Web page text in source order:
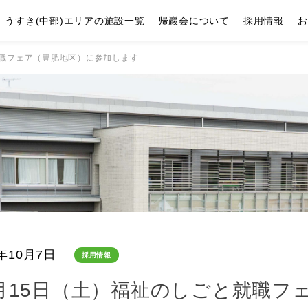
うすき(中部)エリアの施設一覧 帰巖会について 採用情報
フェア（豊肥地区）に参加します
10月7日 採用情報
15日（土）福祉のしごと就職フ